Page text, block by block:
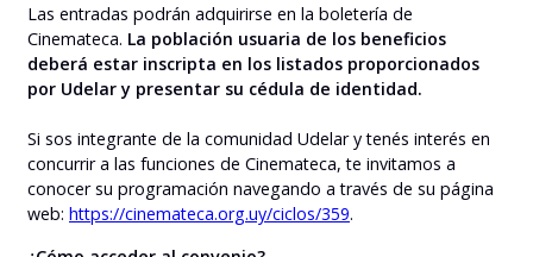
Las entradas podrán adquirirse en la boletería de
Cinemateca. La población usuaria de los beneficios
deberá estar inscripta en los listados proporcionados
por Udelar y presentar su cédula de identidad.
Si sos integrante de la comunidad Udelar y tenés interés en
concurrir a las funciones de Cinemateca, te invitamos a
conocer su programación navegando a través de su página
web: https://cinemateca.org.uy/ciclos/359.